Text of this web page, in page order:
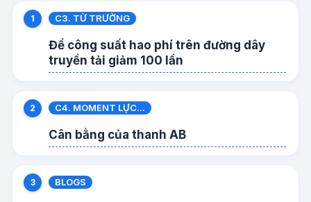
C3. TỪ TRƯỜNG
Để công suất hao phí trên đường dây
truyền tải giảm 100 lần
C4. MOMENT LỰC...
Cân bằng của thanh AB
BLOGS